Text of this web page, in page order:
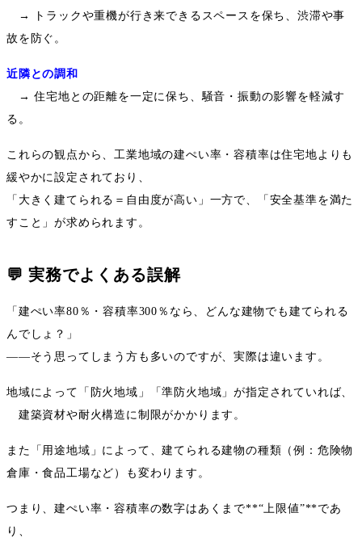
→
トラックや重機が行き来できるスペースを保ち、渋滞や事
故を防ぐ。
近隣との調和
→住宅地との距離を一定に保ち、騒音・振動の影響を軽減す
る。
これらの観点から、工業地域の建ぺい率・容積率は住宅地よりも
緩やかに設定されており、
「大きく建てられる＝自由度が高い」一方で、「安全基準を満た
すこと」が求められます。
💬 実務でよくある誤解
「建ぺい率80 ％・容積率300 ％なら、どんな建物でも建てられる
んでしょ？」
――そう思ってしまう方も多いのですが、実際は違います。
地域によって「防火地域」「準防火地域」が指定されていれば、
建築資材や耐火構造に制限がかかります。
また「用途地域」によって、建てられる建物の種類（例：危険物
倉庫・食品工場など）も変わります。
つまり、建ぺい率・容積率の数字はあくまで**“ 上限値”**であ
り、